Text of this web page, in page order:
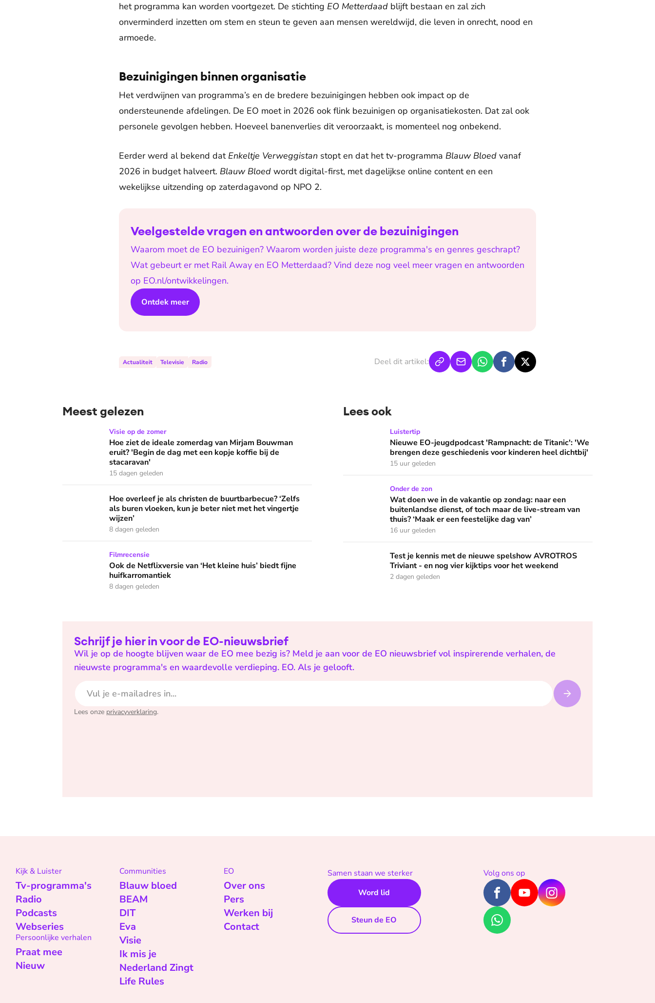
het programma kan worden voortgezet. De stichting EO Metterdaad blijft bestaan en zal zich
onverminderd inzetten om stem en steun te geven aan mensen wereldwijd, die leven in onrecht, nood en
armoede.
Bezuinigingen binnen organisatie
Het verdwijnen van programma’s en de bredere bezuinigingen hebben ook impact op de
ondersteunende afdelingen. De EO moet in 2026 ook flink bezuinigen op organisatiekosten. Dat zal ook
personele gevolgen hebben. Hoeveel banenverlies dit veroorzaakt, is momenteel nog onbekend.
Eerder werd al bekend dat Enkeltje Verweggistan stopt en dat het tv-programma Blauw Bloed vanaf
2026 in budget halveert. Blauw Bloed wordt digital-first, met dagelijkse online content en een
wekelijkse uitzending op zaterdagavond op NPO 2.
Veelgestelde vragen en antwoorden over de bezuinigingen
Waarom moet de EO bezuinigen? Waarom worden juiste deze programma's en genres geschrapt?
Wat gebeurt er met Rail Away en EO Metterdaad? Vind deze nog veel meer vragen en antwoorden
op EO.nl/ontwikkelingen.
Ontdek meer
Actualiteit Televisie Radio Deel dit artikel:
Meest gelezen
Hoe ziet de ideale zomerdag van Mirjam Bouwman eruit? 'Begin de dag met een kopje koffie bij de stacaravan'
Visie op de zomer
Hoe ziet de ideale zomerdag van Mirjam Bouwman
eruit? 'Begin de dag met een kopje koffie bij de
stacaravan'
15 dagen geleden
Hoe overleef je als christen de buurtbarbecue? ‘Zelfs als buren vloeken, kun je beter niet met het vingertje wijzen’
Hoe overleef je als christen de buurtbarbecue? ‘Zelfs
als buren vloeken, kun je beter niet met het vingertje
wijzen’
8 dagen geleden
Ook de Netflixversie van ‘Het kleine huis’ biedt fijne huifkarromantiek
Filmrecensie
Ook de Netflixversie van ‘Het kleine huis’ biedt fijne
huifkarromantiek
8 dagen geleden
Lees ook
Nieuwe EO-jeugdpodcast 'Rampnacht: de Titanic': 'We brengen deze geschiedenis voor
Luistertip
Nieuwe EO-jeugdpodcast 'Rampnacht: de Titanic': 'We
brengen deze geschiedenis voor kinderen heel dichtbij'
15 uur geleden
Wat doen we in de vakantie op zondag: naar een buitenlandse dienst, of toch maar de
Onder de zon
Wat doen we in de vakantie op zondag: naar een
buitenlandse dienst, of toch maar de live-stream van
thuis? ‘Maak er een feestelijke dag van’
16 uur geleden
Test je kennis met de nieuwe spelshow AVROTROS Triviant - en nog vier kijktips voor
Test je kennis met de nieuwe spelshow AVROTROS
Triviant - en nog vier kijktips voor het weekend
2 dagen geleden
Schrijf je hier in voor de EO-nieuwsbrief
Wil je op de hoogte blijven waar de EO mee bezig is? Meld je aan voor de EO nieuwsbrief vol inspirerende verhalen, de
nieuwste programma's en waardevolle verdieping. EO. Als je gelooft.
Lees onze privacyverklaring.
Kijk & Luister
Tv-programma's
Radio
Podcasts
Webseries
Persoonlijke verhalen
Praat mee
Nieuw
Communities
Blauw bloed
BEAM
DIT
Eva
Visie
Ik mis je
Nederland Zingt
Life Rules
EO
Over ons
Pers
Werken bij
Contact
Samen staan we sterker
Word lid
Steun de EO
Volg ons op